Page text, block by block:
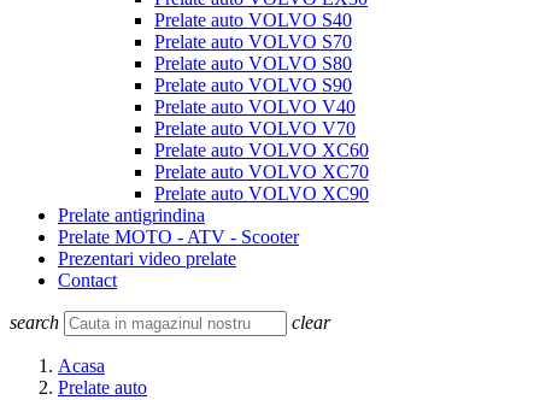
Prelate auto VOLVO S40
Prelate auto VOLVO S70
Prelate auto VOLVO S80
Prelate auto VOLVO S90
Prelate auto VOLVO V40
Prelate auto VOLVO V70
Prelate auto VOLVO XC60
Prelate auto VOLVO XC70
Prelate auto VOLVO XC90
Prelate antigrindina
Prelate MOTO - ATV - Scooter
Prezentari video prelate
Contact
search clear
Acasa
Prelate auto